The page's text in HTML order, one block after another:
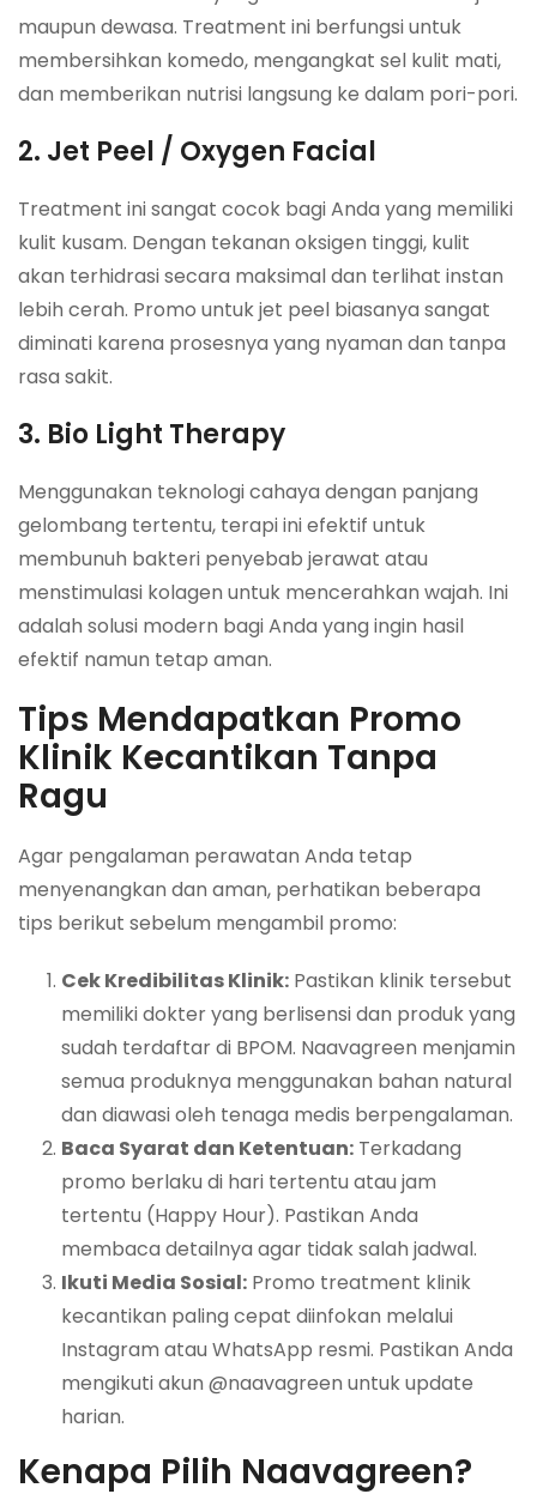
maupun dewasa. Treatment ini berfungsi untuk
membersihkan komedo, mengangkat sel kulit mati,
dan memberikan nutrisi langsung ke dalam pori-pori.
2. Jet Peel / Oxygen Facial
Treatment ini sangat cocok bagi Anda yang memiliki
kulit kusam. Dengan tekanan oksigen tinggi, kulit
akan terhidrasi secara maksimal dan terlihat instan
lebih cerah. Promo untuk jet peel biasanya sangat
diminati karena prosesnya yang nyaman dan tanpa
rasa sakit.
3. Bio Light Therapy
Menggunakan teknologi cahaya dengan panjang
gelombang tertentu, terapi ini efektif untuk
membunuh bakteri penyebab jerawat atau
menstimulasi kolagen untuk mencerahkan wajah. Ini
adalah solusi modern bagi Anda yang ingin hasil
efektif namun tetap aman.
Tips Mendapatkan Promo
Klinik Kecantikan Tanpa
Ragu
Agar pengalaman perawatan Anda tetap
menyenangkan dan aman, perhatikan beberapa
tips berikut sebelum mengambil promo:
Cek Kredibilitas Klinik: Pastikan klinik tersebut
memiliki dokter yang berlisensi dan produk yang
sudah terdaftar di BPOM. Naavagreen menjamin
semua produknya menggunakan bahan natural
dan diawasi oleh tenaga medis berpengalaman.
Baca Syarat dan Ketentuan: Terkadang
promo berlaku di hari tertentu atau jam
tertentu (Happy Hour). Pastikan Anda
membaca detailnya agar tidak salah jadwal.
Ikuti Media Sosial: Promo treatment klinik
kecantikan paling cepat diinfokan melalui
Instagram atau WhatsApp resmi. Pastikan Anda
mengikuti akun @naavagreen untuk update
harian.
Kenapa Pilih Naavagreen?